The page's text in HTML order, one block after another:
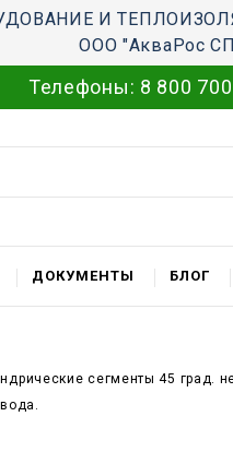
И
ООО "АкваРос
Телефоны: 8 800
ДОКУМЕНТЫ БЛОГ
сегменты 45 град.